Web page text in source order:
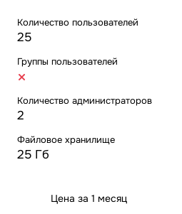
Количество пользователей
25
Группы пользователей
Количество администраторов
2
Файловое хранилище
25 Гб
Цена за 1 месяц